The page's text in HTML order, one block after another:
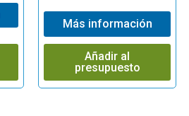
Más información
Añadir al
presupuesto